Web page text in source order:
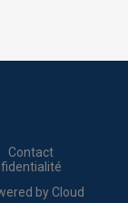
Contact
byCloud